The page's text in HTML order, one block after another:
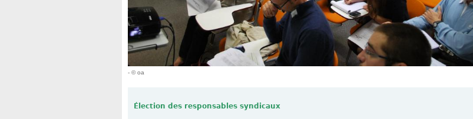
- © oa
Élection des responsables syndicaux